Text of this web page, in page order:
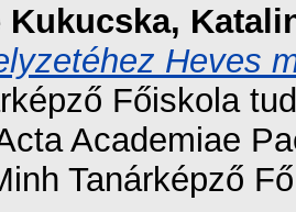
Kukucska,
Heves
Főiskola
Academiae
Tanárképző